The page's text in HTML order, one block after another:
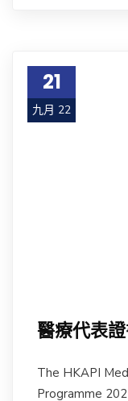
21
九月 22
醫療代表
The HKAPI
Programme